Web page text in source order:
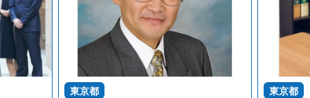
東京都 東京都